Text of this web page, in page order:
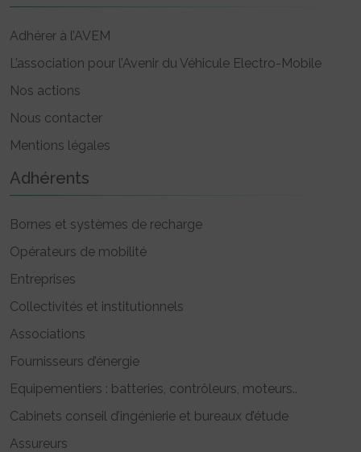
Adhérer à l’AVEM
L’association pour l’Avenir du Véhicule Electro-Mobile
Nos actions
Nous contacter
Mentions légales
Adhérents
Bornes et systèmes de recharge
Opérateurs de mobilité
Entreprises
Collectivités et institutionnels
Associations
Fournisseurs d’énergie
Equipementiers : batteries, contrôleurs, moteurs..
Cabinets conseil d’ingénierie et bureaux d’étude
Assureurs